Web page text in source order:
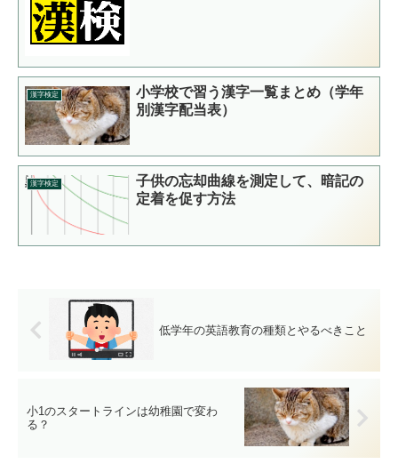
漢字検定
小学校で習う漢字一覧まとめ（学年
別漢字配当表）
漢字検定
子供の忘却曲線を測定して、暗記の
定着を促す方法
低学年の英語教育の種類とやるべきこと
小1のスタートラインは幼稚園で変わ
る？